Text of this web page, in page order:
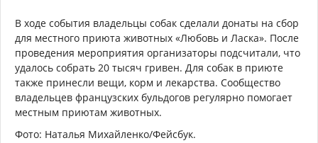
В ходе события владельцы собак сделали донаты на сбор
для местного приюта животных «Любовь и Ласка». После
проведения мероприятия организаторы подсчитали, что
удалось собрать 20 тысяч гривен. Для собак в приюте
также принесли вещи, корм и лекарства. Сообщество
владельцев французских бульдогов регулярно помогает
местным приютам животных.
Фото: Наталья Михайленко/Фейсбук.